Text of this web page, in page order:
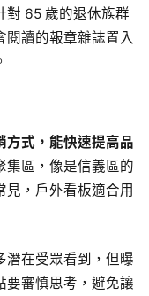
對 65 歲的退休族群
閱讀的報章雜誌置入
方式，能快速提高品
集區，像是信義區的
，戶外看板適合用
潛在受眾看到，但曝
要審慎思考，避免讓